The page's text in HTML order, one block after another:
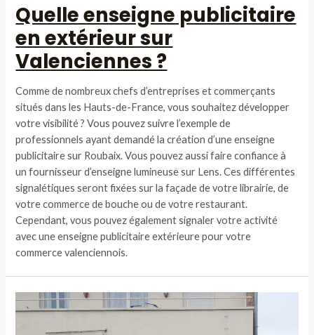
Quelle enseigne publicitaire
en extérieur sur
Valenciennes ?
Comme de nombreux chefs d’entreprises et commerçants
situés dans les Hauts-de-France, vous souhaitez développer
votre visibilité ? Vous pouvez suivre l’exemple de
professionnels ayant demandé la création d’une enseigne
publicitaire sur Roubaix. Vous pouvez aussi faire confiance à
un fournisseur d’enseigne lumineuse sur Lens. Ces différentes
signalétiques seront fixées sur la façade de votre librairie, de
votre commerce de bouche ou de votre restaurant.
Cependant, vous pouvez également signaler votre activité
avec une enseigne publicitaire extérieure pour votre
commerce valenciennois.